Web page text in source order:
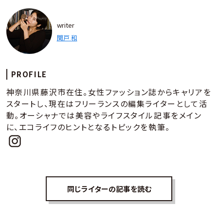
writer
関戸 和
PROFILE
神奈川県藤沢市在住。女性ファッション誌からキャリアを
スタートし、現在はフリーランスの編集ライターとして活
動。オーシャナでは美容やライフスタイル記事をメイン
に、エコライフのヒントとなるトピックを執筆。
同じライターの記事を読む